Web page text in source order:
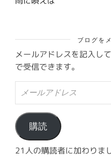
ブログを
メールアドレスを記入し
で受信できます。
ル
ア
ド
レ
ス
購読
21人の購読者に加わりま